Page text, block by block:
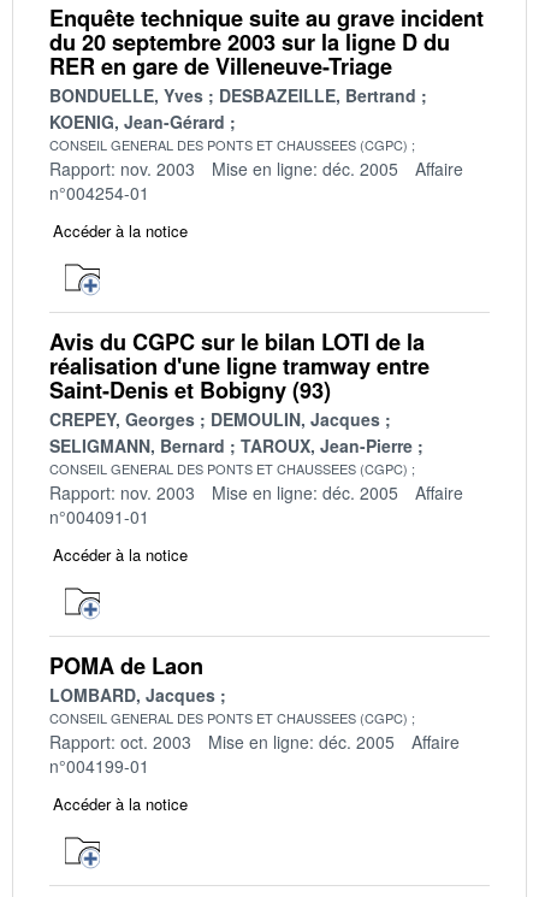
Enquête technique suite au grave incident
du 20 septembre 2003 sur la ligne D du
RER en gare de Villeneuve-Triage
BONDUELLE, Yves
DESBAZEILLE, Bertrand
KOENIG, Jean-Gérard
CONSEIL GENERAL DES PONTS ET CHAUSSEES (CGPC)
Rapport: nov. 2003 Mise en ligne: déc. 2005
Affaire
n°004254-01
Accéder à la notice
Avis du CGPC sur le bilan LOTI de la
réalisation d'une ligne tramway entre
Saint-Denis et Bobigny (93)
CREPEY, Georges
DEMOULIN, Jacques
SELIGMANN, Bernard
TAROUX, Jean-Pierre
CONSEIL GENERAL DES PONTS ET CHAUSSEES (CGPC)
Rapport: nov. 2003 Mise en ligne: déc. 2005
Affaire
n°004091-01
Accéder à la notice
POMA de Laon
LOMBARD, Jacques
CONSEIL GENERAL DES PONTS ET CHAUSSEES (CGPC)
Rapport: oct. 2003 Mise en ligne: déc. 2005
Affaire
n°004199-01
Accéder à la notice